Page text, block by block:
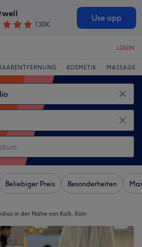
130K
Use app
LOGIN
KOSMETIK MASSAGE
Beliebiger Preis Besonderheiten
in der Nähe von Kalk, Köln